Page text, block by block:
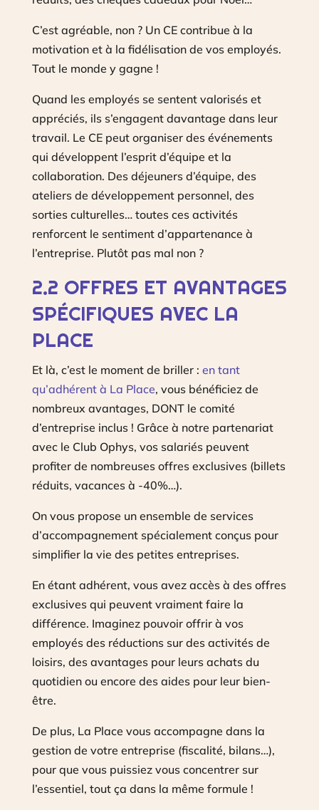
C’est agréable, non ? Un CE contribue à la
motivation et à la fidélisation de vos employés.
Tout le monde y gagne !
Quand les employés se sentent valorisés et
appréciés, ils s’engagent davantage dans leur
travail. Le CE peut organiser des événements
qui développent l’esprit d’équipe et la
collaboration. Des déjeuners d’équipe, des
ateliers de développement personnel, des
sorties culturelles… toutes ces activités
renforcent le sentiment d’appartenance à
l’entreprise. Plutôt pas mal non ?
2.2 OFFRES ET AVANTAGES
SPÉCIFIQUES AVEC LA
PLACE
Et là, c’est le moment de briller : en tant
qu’adhérent à La Place, vous bénéficiez de
nombreux avantages, DONT le comité
d’entreprise inclus ! Grâce à notre partenariat
avec le Club Ophys, vos salariés peuvent
profiter de nombreuses offres exclusives (billets
réduits, vacances à -40%…).
On vous propose un ensemble de services
d’accompagnement spécialement conçus pour
simplifier la vie des petites entreprises.
En étant adhérent, vous avez accès à des offres
exclusives qui peuvent vraiment faire la
différence. Imaginez pouvoir offrir à vos
employés des réductions sur des activités de
loisirs, des avantages pour leurs achats du
quotidien ou encore des aides pour leur bien-
être.
De plus, La Place vous accompagne dans la
gestion de votre entreprise (fiscalité, bilans…),
pour que vous puissiez vous concentrer sur
l’essentiel, tout ça dans la même formule !